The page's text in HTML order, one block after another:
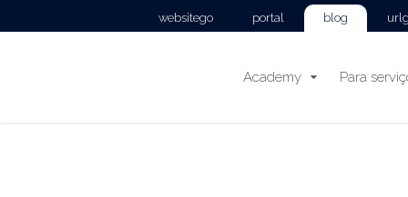
websitego portal blog
Academy Para